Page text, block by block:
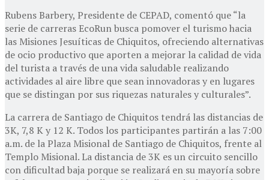
Rubens Barbery, Presidente de CEPAD, comentó que “la
serie de carreras EcoRun busca pomover el turismo hacia
las Misiones Jesuíticas de Chiquitos, ofreciendo alternativas
de ocio productivo que aporten a mejorar la calidad de vida
del turista a través de una vida saludable realizando
actividades al aire libre que sean innovadoras y en lugares
que se distingan por sus riquezas naturales y culturales”.
La carrera de Santiago de Chiquitos tendrá las distancias de
3K, 7,8 K y 12 K. Todos los participantes partirán a las 7:00
a.m. de la Plaza Misional de Santiago de Chiquitos, frente al
Templo Misional. La distancia de 3K es un circuito sencillo
con dificultad baja porque se realizará en su mayoría sobre